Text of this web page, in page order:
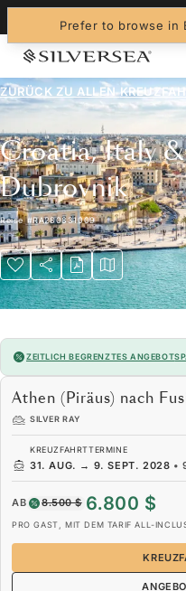
Prefer to browse in
ZURÜCK ZU ALLEN
Croatia, Italy &
Dubrovnik
Reise#RA280831009
ZEITLICH BEGRENZTES ANGEBOT
Athen (Piräus) nach
SILVER RAY
KREUZFAHRTTERMINE
31. AUG. → 9. SEPT. 2028 •
AB 8.500 $ 6.800 $
PRO GAST, MIT DEM TARIF ALL-